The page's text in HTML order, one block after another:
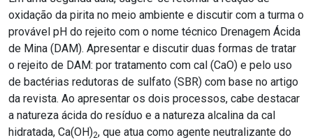
oxidação da pirita no meio ambiente e discutir com a turma o
provável pH do rejeito com o nome técnico Drenagem Ácida
de Mina (DAM). Apresentar e discutir duas formas de tratar
o rejeito de DAM: por tratamento com cal (CaO) e pelo uso
de bactérias redutoras de sulfato (SBR) com base no artigo
da revista. Ao apresentar os dois processos, cabe destacar
a natureza ácida do resíduo e a natureza alcalina da cal
hidratada, Ca(OH)2, que atua como agente neutralizante do